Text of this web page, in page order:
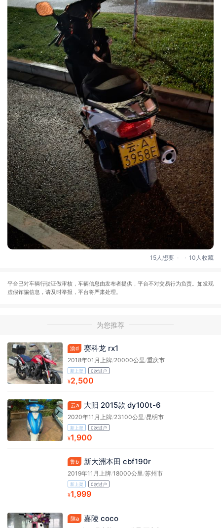
15人想要 . . 10人收藏
平台已对车辆行驶证做审核，车辆信息由发布者提供，平台不对交易行为负责。如发现
虚假诈骗信息，请及时举报，平台将严肃处理。
为您推荐
渝d 赛科龙 rx1
2018年01月上牌/20000公里 /重庆市
新上架 0次过户
¥2,500
云a 大阳 2015款 dy100t-6
2020年11月上牌/23100公里 /昆明市
新上架 0次过户
¥1,900
鲁b 新大洲本田 cbf190r
2019年11月上牌/18000公里/苏州市
新上架 0次过户
¥1,999
陕a 嘉陵 coco